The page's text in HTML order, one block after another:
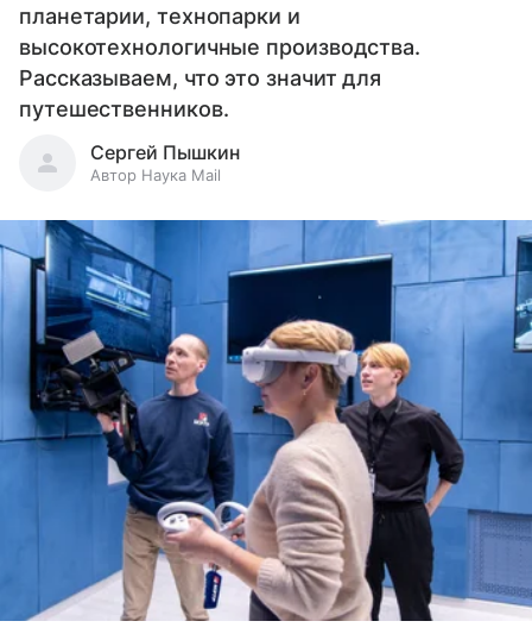
планетарии, технопарки и
высокотехнологичные производства.
Рассказываем, что это значит для
путешественников.
Сергей Пышкин
Автор Наука Mail